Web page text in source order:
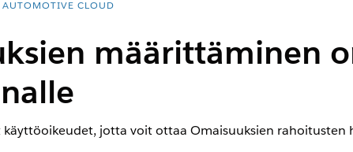
AUTOMOTIVE CLOUD
määrittäminen
jotta voit ottaa Omaisuuksien rahoitusten